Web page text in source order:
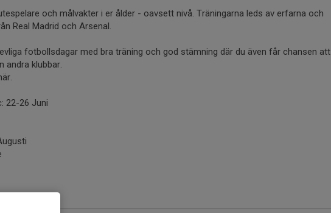
och målvakter i er ålder - oavsett nivå. Träningarna leds av erfarna och
Real Madrid och Arsenal.
fotbollsdagar med bra träning och god stämning där du även får chansen att
andra klubbar.
22-26 Juni